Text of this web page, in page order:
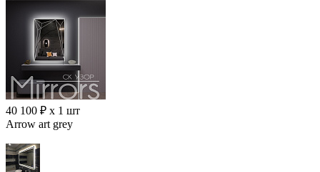
40 100 ₽ x 1 шт
Arrow art grey